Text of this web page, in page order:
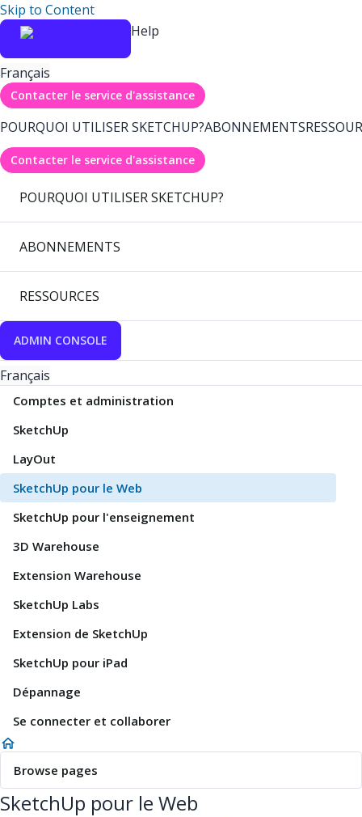
Skip to Content
Help
Français
Contacter le service d'assistance
POURQUOI UTILISER SKETCHUP?ABONNEMENTS
Contacter le service d'assistance
POURQUOI UTILISER SKETCHUP?
ABONNEMENTS
RESSOURCES
ADMIN CONSOLE
Français
Comptes et administration
SketchUp
LayOut
SketchUp pour le Web
SketchUp pour l'enseignement
3D Warehouse
Extension Warehouse
SketchUp Labs
Extension de SketchUp
SketchUp pour iPad
Dépannage
Se connecter et collaborer
Browse pages
SketchUp pour le Web